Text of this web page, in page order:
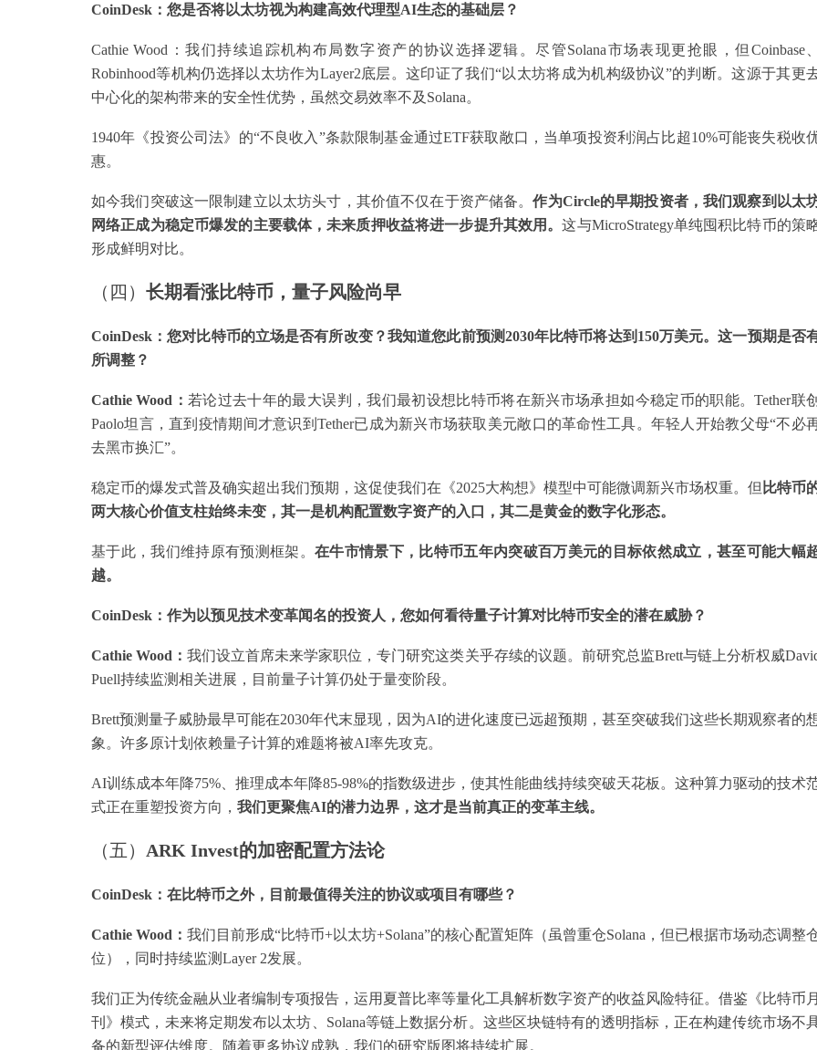
CoinDesk：您是否将以太坊视为构建高效代理型AI生态的基础层？
Cathie Wood：我们持续追踪机构布局数字资产的协议选择逻辑。尽管Solana市场表现更抢眼，但Coinbase、
Robinhood等机构仍选择以太坊作为Layer2底层。这印证了我们“以太坊将成为机构级协议”的判断。这源于其更
中心化的架构带来的安全性优势，虽然交易效率不及Solana。
1940年《投资公司法》的“不良收入”条款限制基金通过ETF获取敞口，当单项投资利润占比超10%可能丧失税收
惠。
如今我们突破这一限制建立以太坊头寸，其价值不仅在于资产储备。作为Circle的早期投资者，我们观察到以太
网络正成为稳定币爆发的主要载体，未来质押收益将进一步提升其效用。这与MicroStrategy单纯囤积比特币的策
形成鲜明对比。
（四） 长期看涨比特币，量子风险尚早
CoinDesk：您对比特币的立场是否有所改变？我知道您此前预测2030年比特币将达到150万美元。这一预期是否
所调整？
Cathie Wood：若论过去十年的最大误判，我们最初设想比特币将在新兴市场承担如今稳定币的职能。Tether联创
Paolo坦言，直到疫情期间才意识到Tether已成为新兴市场获取美元敞口的革命性工具。年轻人开始教父母“不必
去黑市换汇”。
稳定币的爆发式普及确实超出我们预期，这促使我们在《2025大构想》模型中可能微调新兴市场权重。但 比特币
两大核心价值支柱始终未变，其一是机构配置数字资产的入口，其二是黄金的数字化形态。
基于此，我们维持原有预测框架。 在牛市情景下，比特币五年内突破百万美元的目标依然成立，甚至可能大幅
越。
CoinDesk：作为以预见技术变革闻名的投资人，您如何看待量子计算对比特币安全的潜在威胁？
Cathie Wood：我们设立首席未来学家职位，专门研究这类关乎存续的议题。前研究总监Brett与链上分析权威
Puell持续监测相关进展，目前量子计算仍处于量变阶段。
Brett预测量子威胁最早可能在2030年代末显现，因为AI的进化速度已远超预期，甚至突破我们这些长期观察者的
象。许多原计划依赖量子计算的难题将被AI率先攻克。
AI训练成本年降75%、推理成本年降85-98%的指数级进步，使其性能曲线持续突破天花板。这种算力驱动的技术
式正在重塑投资方向， 我们更聚焦AI的潜力边界，这才是当前真正的变革主线。
（五） ARK Invest的加密配置方法论
CoinDesk：在比特币之外，目前最值得关注的协议或项目有哪些？
Cathie Wood：我们目前形成“比特币+以太坊+Solana”的核心配置矩阵（虽曾重仓Solana，但已根据市场动态调整
位），同时持续监测Layer 2发展。
我们正为传统金融从业者编制专项报告，运用夏普比率等量化工具解析数字资产的收益风险特征。借鉴《比特币月
刊》模式，未来将定期发布以太坊、Solana等链上数据分析。这些区块链特有的透明指标，正在构建传统市场不
备的新型评估维度。随着更多协议成熟，我们的研究版图将持续扩展。